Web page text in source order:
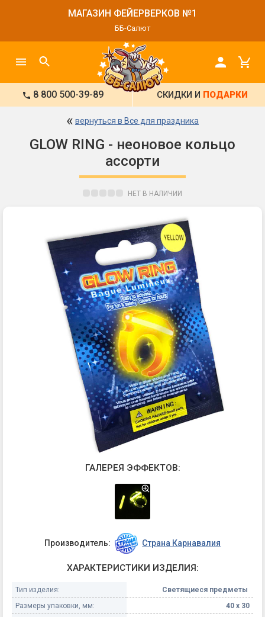
МАГАЗИН ФЕЙЕРВЕРКОВ №1
ББ-Салют
8 800 500-39-89 СКИДКИ И ПОДАРКИ
« вернуться в Все для праздника
GLOW RING - неоновое кольцо
ассорти
НЕТ В НАЛИЧИИ
ГАЛЕРЕЯ ЭФФЕКТОВ:
Производитель: Страна Карнавалия
ХАРАКТЕРИСТИКИ ИЗДЕЛИЯ:
Тип изделия:
Светящиеся предметы
Размеры упаковки, мм:
40 х 30